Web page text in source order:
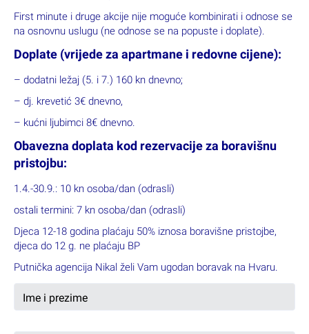
terminima 23.5.-20.6., 5.9.-19.9.
Deluxe apartmani: Akcija 7=6 i 14=12 za boravke u
terminima 25.4.-20.6., 5.9.-2.10.
First minute i druge akcije nije moguće kombinirati i odnose se
na osnovnu uslugu (ne odnose se na popuste i doplate).
Doplate (vrijede za apartmane i redovne cijene):
– dodatni ležaj (5. i 7.) 160 kn dnevno;
– dj. krevetić 3€ dnevno,
– kućni ljubimci 8€ dnevno.
Obavezna doplata kod rezervacije za boravišnu
pristojbu:
1.4.-30.9.: 10 kn osoba/dan (odrasli)
ostali termini: 7 kn osoba/dan (odrasli)
Djeca 12-18 godina plaćaju 50% iznosa boravišne pristojbe,
Putnička agencija Nikal želi Vam ugodan boravak na Hvaru.